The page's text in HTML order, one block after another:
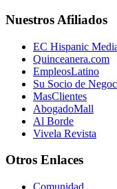
Nuestros Afiliados
EC Hispanic
Quinceanera.com
EmpleosLatino
Su Socio de
MasClientes
AbogadoMall
Al Borde
Vivela Revista
Otros Enlaces
Comunidad